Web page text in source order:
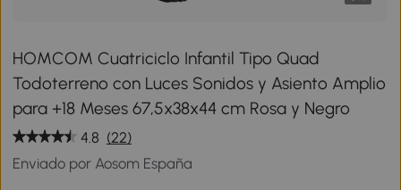
HOMCOM Cuatriciclo Infantil Tipo Quad
Todoterreno con Luces Sonidos y Asiento Amplio
para +18 Meses 67,5x38x44 cm Rosa y Negro
4.8 (22)
Enviado por Aosom España